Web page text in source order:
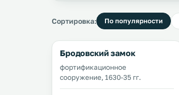
Сортировка: По популярности
Бродовский замок
фортификационное
сооружение, 1630-35 гг.